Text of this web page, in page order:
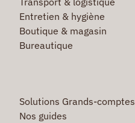
Entretien & hygiène
Boutique & magasin
Bureautique
Solutions Grands-comptes
Nos guides